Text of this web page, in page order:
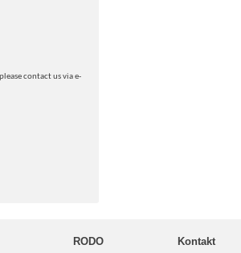
contact us via e-
RODO Kontakt